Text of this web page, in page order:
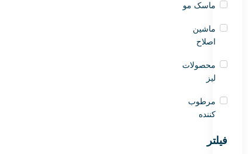
ماسک مو
ماشین
اصلاح
محصولات
لیز
مرطوب
کننده
فیلتر